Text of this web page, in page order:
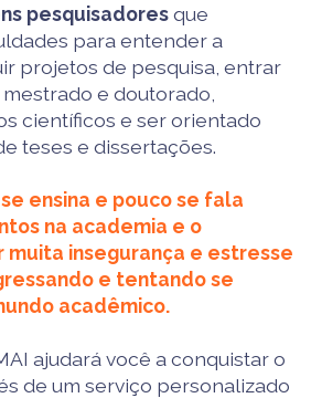
pesquisadoresque
para entender a
projetos de pesquisa, entrar
e doutorado,
científicos e ser orientado
teses e dissertações.
ensina e pouco se fala
na academia e o
insegurança e estresse
e tentando se
acadêmico.
ajudará você a conquistar o
de um serviço personalizado